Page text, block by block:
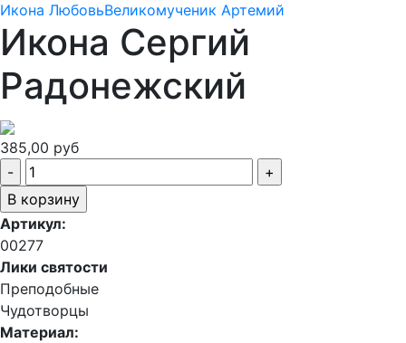
Икона ЛюбовьВеликомученик Артемий
Икона Сергий
Радонежский
385,00 руб
Артикул:
00277
Лики святости
Преподобные
Чудотворцы
Материал: